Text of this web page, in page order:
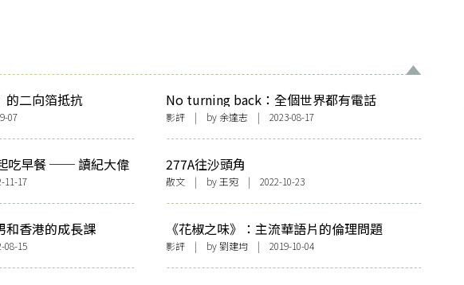
的二向箔抵抗
07
No turning back：全個世界都有電話
影評 | by余達志 | 2023-08-17
吃早餐 ── 讀紀大偉
17
277A往沙頭角
散文 | by 王宛 | 2022-10-23
和香港的成長課
15
《花椒之味》：主流華語片的倫理問題
影評 | by劉建均 | 2019-10-04